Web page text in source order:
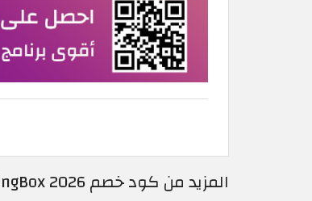
المزيد من كود خصم BloomingBox 2026 | خصومات موقع بلومينج بوكس